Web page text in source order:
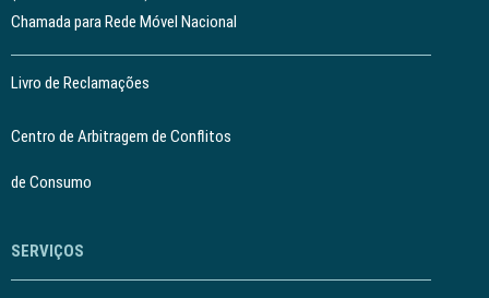
Chamada para Rede Móvel Nacional
Livro de Reclamações
Centro de Arbitragem de Conflitos
de Consumo
SERVIÇOS